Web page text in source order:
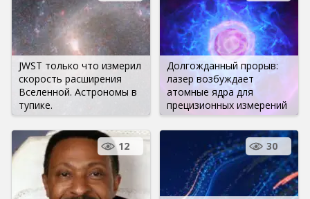
JWST только что измерил
скорость расширения
Вселенной. Астрономы в
тупике.
Долгожданный прорыв:
лазер возбуждает
атомные ядра для
прецизионных измерений
12 30